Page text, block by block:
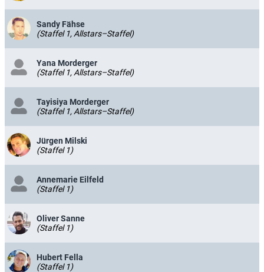
Sandy Fähse
(Staffel 1, Allstars–Staffel)
Yana Morderger
(Staffel 1, Allstars–Staffel)
Tayisiya Morderger
(Staffel 1, Allstars–Staffel)
Jürgen Milski
(Staffel 1)
Annemarie Eilfeld
(Staffel 1)
Oliver Sanne
(Staffel 1)
Hubert Fella
(Staffel 1)